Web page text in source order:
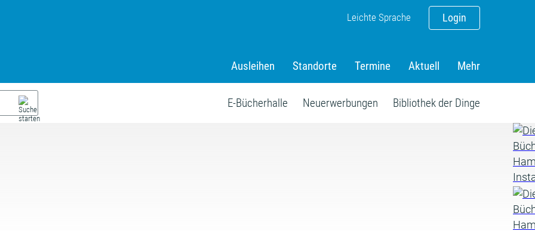
Login
Leichte Sprache
Ausleihen Standorte Termine Aktuell Mehr
E-Bücherhalle Neuerwerbungen Bibliothek der Dinge